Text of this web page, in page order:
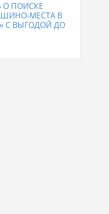
О ПОИСКЕ
МЕСТА В
С ВЫГОДОЙ ДО